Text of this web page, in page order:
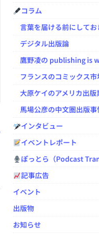
コラム
言葉を届ける前にしてお
デジタル出版論
鷹野凌の publishing is
フランスのコミックス市
大原ケイのアメリカ出版
馬場公彦の中文圏出版事
インタビュー
イベントレポート
ぽっとら（Podcast
記事広告
イベント
出版物
お知らせ